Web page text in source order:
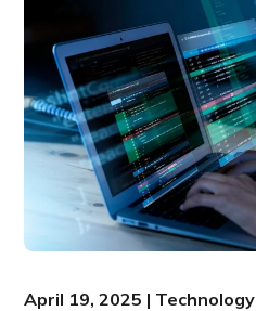
April 19, 2025 | Technology